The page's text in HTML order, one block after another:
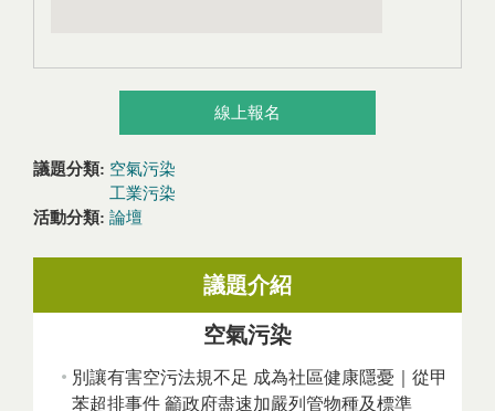
線上報名
議題分類: 空氣污染
工業污染
活動分類: 論壇
議題介紹
空氣污染
別讓有害空污法規不足 成為社區健康隱憂｜從甲
苯超排事件 籲政府盡速加嚴列管物種及標準